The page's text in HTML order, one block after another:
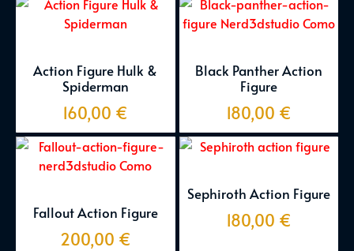
Action Figure Hulk &
Spiderman
160,00 €
Black Panther Action
Figure
180,00 €
Fallout Action Figure
200,00 €
Sephiroth Action Figure
180,00 €